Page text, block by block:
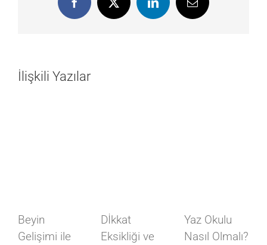
için
FacebookX LinkedInE-
posta
İlişkili Yazılar
Beyin
Gelişimi ile
Dİkkat
Eksikliği ve
Yaz Okulu
Nasıl Olmalı?